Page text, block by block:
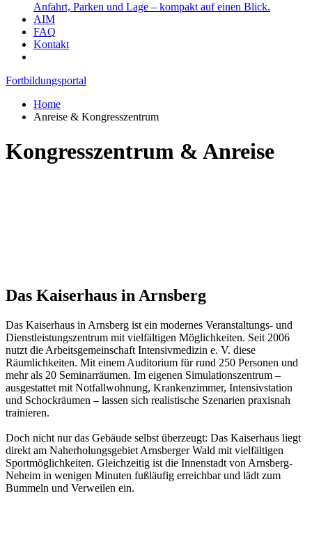
Anfahrt, Parken und Lage – kompakt auf einen Blick.
AIM
FAQ
Kontakt
Fortbildungsportal
Home
Anreise & Kongresszentrum
Kongresszentrum & Anreise
Das Kaiserhaus in Arnsberg
Das Kaiserhaus in Arnsberg ist ein modernes Veranstaltungs- und
Dienstleistungszentrum mit vielfältigen Möglichkeiten. Seit 2006
nutzt die Arbeitsgemeinschaft Intensivmedizin e. V. diese
Räumlichkeiten. Mit einem Auditorium für rund 250 Personen und
mehr als 20 Seminarräumen. Im eigenen Simulationszentrum –
ausgestattet mit Notfallwohnung, Krankenzimmer, Intensivstation
und Schockräumen – lassen sich realistische Szenarien praxisnah
trainieren.
Doch nicht nur das Gebäude selbst überzeugt: Das Kaiserhaus liegt
direkt am Naherholungsgebiet Arnsberger Wald mit vielfältigen
Sportmöglichkeiten. Gleichzeitig ist die Innenstadt von Arnsberg-
Neheim in wenigen Minuten fußläufig erreichbar und lädt zum
Bummeln und Verweilen ein.